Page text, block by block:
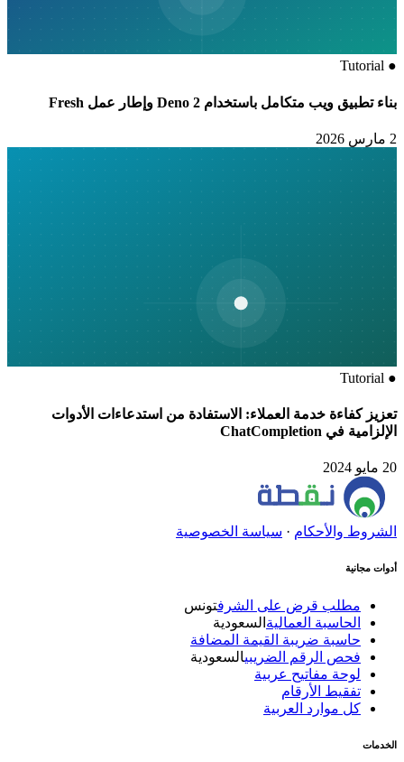
●
Tutorial
بناء تطبيق ويب متكامل باستخدام Deno 2 وإطار عمل Fresh
●
Tutorial
تعزيز كفاءة خدمة العملاء: الاستفادة من استدعاءات الأدوات
الإلزامية في ChatCompletion
20 مايو 2024
الشروط والأحكام· سياسة الخصوصية
أدوات مجانية
مطلب قرض على الشرف تونس
الحاسبة العماليةالسعودية
حاسبة ضريبة القيمة المضافة
فحص الرقم الضريبيالسعودية
لوحة مفاتيح عربية
تفقيط الأرقام
كل موارد العربية
الخدمات